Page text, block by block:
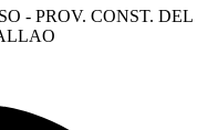
- PROV. CONST. DEL